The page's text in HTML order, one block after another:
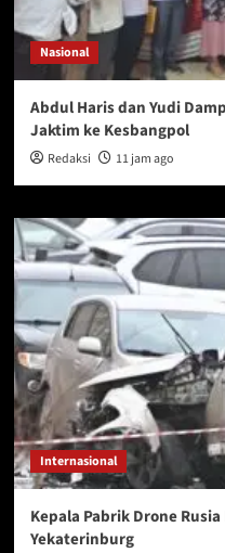
Nasional
Abdul Haris dan Yudi
Jaktim ke Kesbangpol
Redaksi 11 jam ago
Internasional
Kepala Pabrik Drone
Yekaterinburg